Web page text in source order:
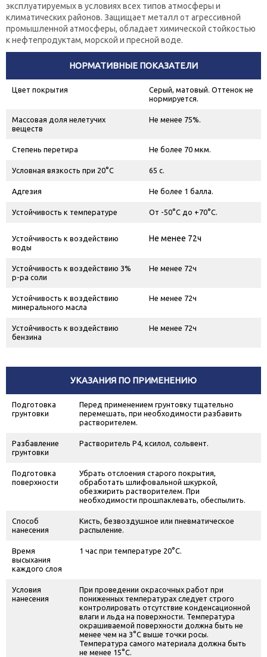
эксплуатируемых в условиях всех типов атмосферы и
климатических районов. Защищает металл от агрессивной
промышленной атмосферы, обладает химической стойкостью
к нефтепродуктам, морской и пресной воде.
НОРМАТИВНЫЕ ПОКАЗАТЕЛИ
Цвет покрытия
Серый, матовый. Оттенок не
нормируется.
Массовая доля нелетучих
веществ
Не менее 75%.
Степень перетира Не более 70 мкм.
Условная вязкость при 20°С 65 с.
Адгезия Не более 1 балла.
Устойчивость к температуре От -50°С до +70°С.
Устойчивость к воздействию
воды
Не менее 72ч
Устойчивость к воздействию 3%
р-ра соли
Не менее 72ч
Устойчивость к воздействию
минерального масла
Не менее 72ч
Устойчивость к воздействию
бензина
Не менее 72ч
УКАЗАНИЯ ПО ПРИМЕНЕНИЮ
Подготовка
грунтовки
Перед применением грунтовку тщательно
перемешать, при необходимости разбавить
растворителем.
Разбавление
грунтовки
Растворитель Р4, ксилол, сольвент.
Подготовка
поверхности
Убрать отслоения старого покрытия,
обработать шлифовальной шкуркой,
обезжирить растворителем. При
необходимости прошпаклевать, обеспылить.
Способ
нанесения
Кисть, безвоздушное или пневматическое
распыление.
Время
высыхания
каждого слоя
1 час при температуре 20°С.
Условия
нанесения
При проведении окрасочных работ при
пониженных температурах следует строго
контролировать отсутствие конденсационной
влаги и льда на поверхности. Температура
окрашиваемой поверхности должна быть не
менее чем на 3°С выше точки росы.
Температура самого материала должна быть
не менее 15°С.